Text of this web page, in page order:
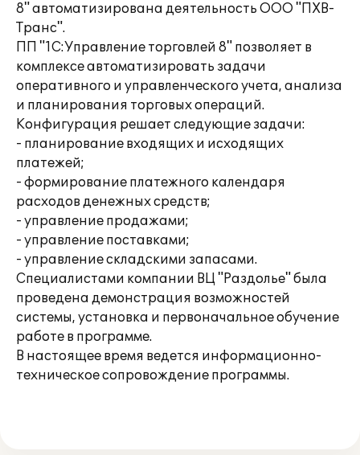
8" автоматизирована деятельность ООО "ПХВ-
Транс".
ПП "1С:Управление торговлей 8" позволяет в
комплексе автоматизировать задачи
оперативного и управленческого учета, анализа
и планирования торговых операций.
Конфигурация решает следующие задачи:
- планирование входящих и исходящих
платежей;
- формирование платежного календаря
расходов денежных средств;
- управление продажами;
- управление поставками;
- управление складскими запасами.
Специалистами компании ВЦ "Раздолье" была
проведена демонстрация возможностей
системы, установка и первоначальное обучение
работе в программе.
В настоящее время ведется информационно-
техническое сопровождение программы.